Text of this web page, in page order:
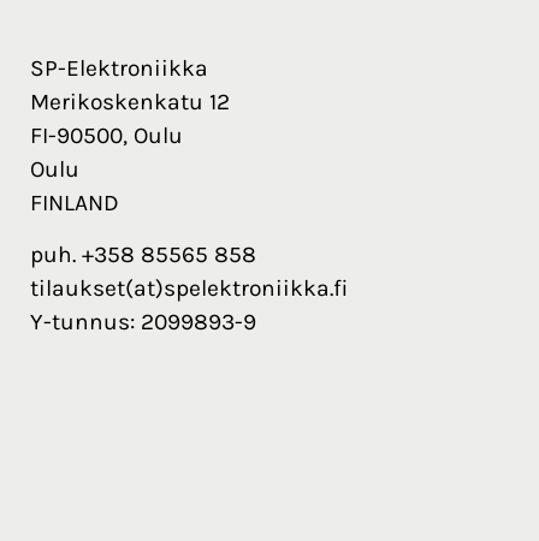
SP-Elektroniikka
Merikoskenkatu 12
FI-90500, Oulu
Oulu
FINLAND
puh. +358 85565 858
tilaukset(at)spelektroniikka.fi
Y-tunnus: 2099893-9